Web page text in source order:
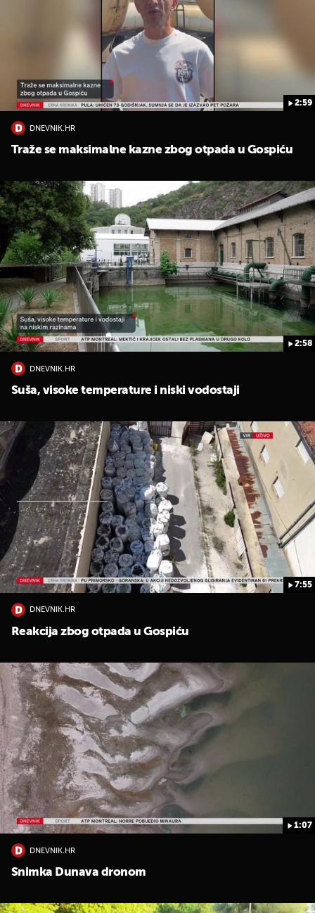
2:59
DNEVNIK.HR
Traže se maksimalne kazne zbog otpada u Gospiću
2:58
DNEVNIK.HR
Suša, visoke temperature i niski vodostaji
7:55
DNEVNIK.HR
Reakcija zbog otpada u Gospiću
1:07
DNEVNIK.HR
Snimka Dunava dronom